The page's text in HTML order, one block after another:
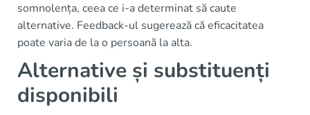
somnolența, ceea ce i-a determinat să caute
alternative. Feedback-ul sugerează că eficacitatea
poate varia de la o persoană la alta.
Alternative și substituenți
disponibili